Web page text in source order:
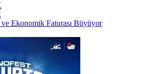
ve Ekonomik Faturası Büyüyor